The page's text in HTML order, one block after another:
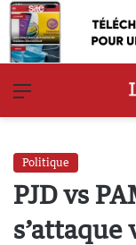
Politique
PJD vs